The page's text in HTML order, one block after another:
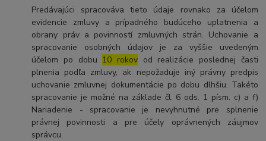
Predávajúci spracováva tieto údaje rovnako za účelom
evidencie zmluvy a prípadného budúceho uplatnenia a
obrany práv a povinností zmluvných strán. Uchovanie a
spracovanie osobných údajov je za vyššie uvedeným
účelom po dobu 10 rokovod realizácie poslednej časti
plnenia podľa zmluvy, ak nepožaduje iný právny predpis
uchovanie zmluvnej dokumentácie po dobu dlhšiu. Takéto
spracovanie je možné na základe čl. 6 ods. 1 písm. c) a f)
Nariadenie - spracovanie je nevyhnutné pre splnenie
právnej povinnosti a pre účely oprávnených záujmov
správcu.